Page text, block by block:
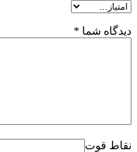
دیدگاه شما *
نقاط قوت